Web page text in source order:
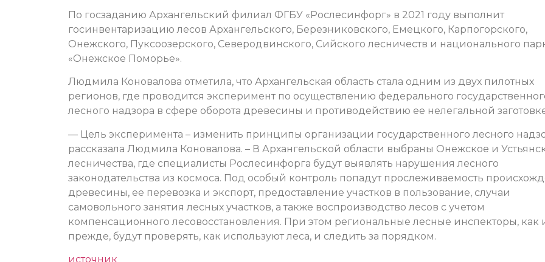
По госзаданию Архангельский филиал ФГБУ «Рослесинфорг» в 2021 году выполнит
госинвентаризацию лесов Архангельского, Березниковского, Емецкого, Карпогорского,
Онежского, Пуксоозерского, Северодвинского, Сийского лесничеств и национального
«Онежское Поморье».
Людмила Коновалова отметила, что Архангельская область стала одним из двух пилотных
регионов, где проводится эксперимент по осуществлению федерального
лесного надзора в сфере оборота древесины и противодействию ее нелегальной
— Цель эксперимента – изменить принципы организации государственного лесного
рассказала Людмила Коновалова. – В Архангельской области выбраны Онежское и
лесничества, где специалисты Рослесинфорга будут выявлять нарушения лесного
законодательства из космоса. Под особый контроль попадут прослеживаемость
древесины, ее перевозка и экспорт, предоставление участков в пользование, случаи
самовольного занятия лесных участков, а также воспроизводство лесов с учетом
компенсационного лесовосстановления. При этом региональные лесные инспекторы, как
прежде, будут проверять, как используют леса, и следить за порядком.
источник